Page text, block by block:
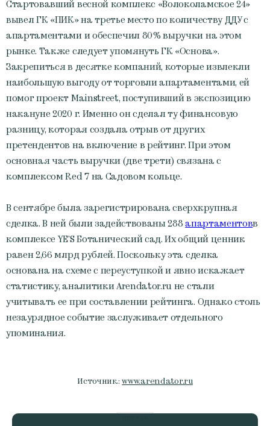
Стартовавший весной комплекс «Волоколамское 24»
вывел ГК «ПИК» на третье место по количеству ДДУ с
апартаментами и обеспечил 80% выручки на этом
рынке. Также следует упомянуть ГК «Основа».
Закрепиться в десятке компаний, которые извлекли
наибольшую выгоду от торговли апартаментами, ей
помог проект Mainstreet, поступивший в экспозицию
накануне 2020 г. Именно он сделал ту финансовую
разницу, которая создала отрыв от других
претендентов на включение в рейтинг. При этом
основная часть выручки (две трети) связана с
комплексом Red 7 на Садовом кольце.
В сентябре была зарегистрирована сверхкрупная
сделка. В ней были задействованы 288апартаментовв
комплексе YE’S Ботанический сад. Их общий ценник
равен 2,66 млрд рублей. Поскольку эта сделка
основана на схеме с переуступкой и явно искажает
статистику, аналитики Arendator.ru не стали
учитывать ее при составлении рейтинга. Однако столь
незаурядное событие заслуживает отдельного
упоминания.
Источник:www.arendator.ru